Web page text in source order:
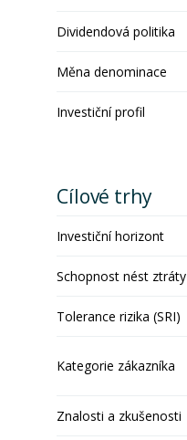
Dividendová politika
Měna denominace
Investiční profil
Cílové trhy
Investiční horizont
Schopnost nést ztráty
Tolerance rizika (SRI)
Kategorie zákazníka
Znalosti a zkušenosti